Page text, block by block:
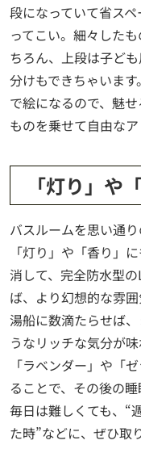
段になっていて省ス
ってこい。細々した
ちろん、上段は子ど
分けもできちゃいま
で絵になるので、魅
ものを乗せて自由な
「灯り」や
バスルームを思い通
「灯り」や「香り」
消して、完全防水型
ば、より幻想的な雰
湯船に数滴たらせば
うなリッチな気分が
「ラベンダー」や「
ることで、その後の
毎日は難しくても、“
た時”などに、ぜひ取